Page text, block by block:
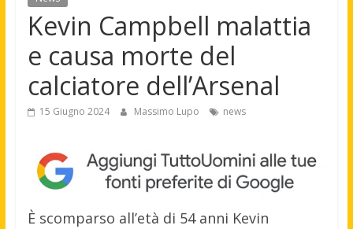
Kevin Campbell malattia
e causa morte del
calciatore dell’Arsenal
15 Giugno 2024 Massimo Lupo news
È scomparso all’età di 54 anni Kevin